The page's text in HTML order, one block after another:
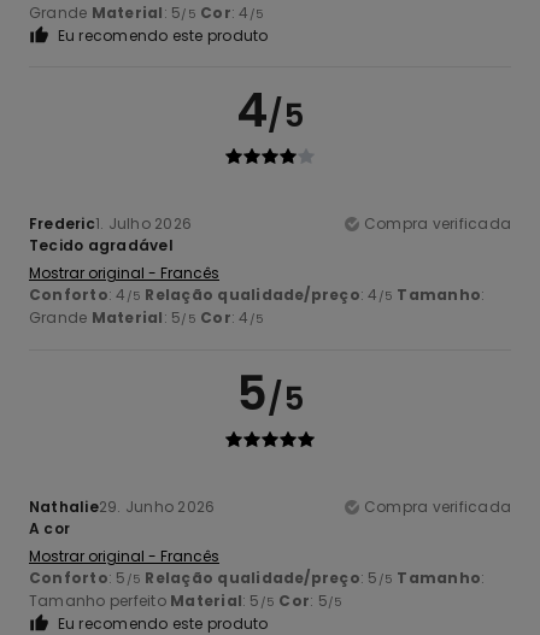
Grande Material: 5/5 Cor: 4 /5
Eu recomendo este produto
4/5
Frederic1. Julho 2026
Compra verificada
Tecido agradável
Mostrar original - Francês
Conforto: 4 /5 Relação qualidade/preço: 4 /5 Tamanho:
Grande Material: 5/5 Cor: 4 /5
5/5
Nathalie29. Junho 2026
Compra verificada
A cor
Mostrar original - Francês
Conforto: 5 /5 Relação qualidade/preço: 5 /5 Tamanho:
Tamanho perfeito Material: 5 /5 Cor: 5/5
Eu recomendo este produto